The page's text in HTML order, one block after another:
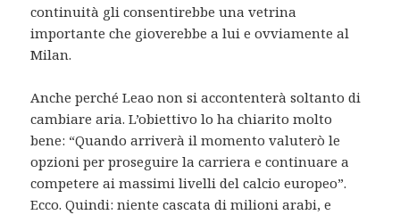
continuità gli consentirebbe una vetrina
importante che gioverebbe a lui e ovviamente al
Milan.
Anche perché Leao non si accontenterà soltanto di
cambiare aria. L’obiettivo lo ha chiarito molto
bene: “Quando arriverà il momento valuterò le
opzioni per proseguire la carriera e continuare a
competere ai massimi livelli del calcio europeo”.
Ecco. Quindi: niente cascata di milioni arabi, e